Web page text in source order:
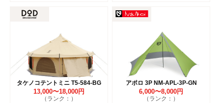
タケノコテントミニ T5-584-BG
13,000〜18,000円
（ランク：）
アポロ 3P NM-APL-3P-GN
6,000〜8,000円
（ランク：）